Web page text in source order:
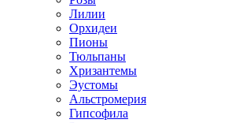
Лилии
Орхидеи
Пионы
Тюльпаны
Хризантемы
Эустомы
Альстромерия
Гипсофила